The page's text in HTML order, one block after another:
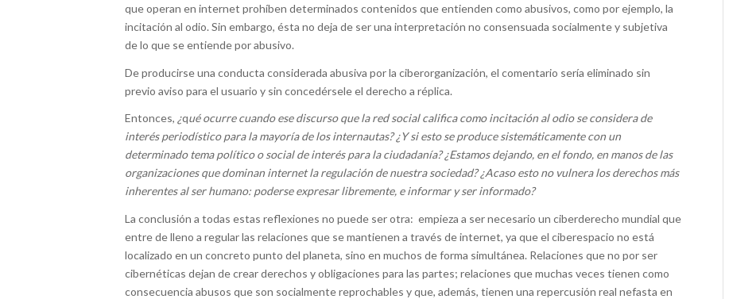
que operan en internet prohíben determinados contenidos que entienden como abusivos, como por ejemplo, la
incitación al odio. Sin embargo, ésta no deja de ser una interpretación no consensuada socialmente y subjetiva
de lo que se entiende por abusivo.
De producirse una conducta considerada abusiva por la ciberorganización, el comentario sería eliminado sin
previo aviso para el usuario y sin concedérsele el derecho a réplica.
Entonces, ¿qué ocurre cuando ese discurso que la red social califica como incitación al odio se considera de
interés periodístico para la mayoría de los internautas? ¿Y si esto se produce sistemáticamente con un
determinado tema político o social de interés para la ciudadanía? ¿Estamos dejando, en el fondo, en manos de las
organizaciones que dominan internet la regulación de nuestra sociedad? ¿Acaso esto no vulnera los derechos más
inherentes al ser humano: poderse expresar libremente, e informar y ser informado?
La conclusión a todas estas reflexiones no puede ser otra: empieza a ser necesario un ciberderecho mundial que
entre de lleno a regular las relaciones que se mantienen a través de internet, ya que el ciberespacio no está
localizado en un concreto punto del planeta, sino en muchos de forma simultánea. Relaciones que no por ser
cibernéticas dejan de crear derechos y obligaciones para las partes; relaciones que muchas veces tienen como
consecuencia abusos que son socialmente reprochables y que, además, tienen una repercusión real nefasta en